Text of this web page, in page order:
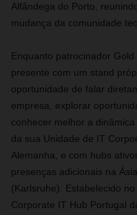
Alfândega do Porto,
mudança da comunidade
Enquanto patrocinador
presente com um stand
oportunidade de falar
empresa, explorar
conhecer melhor a
da sua Unidade de IT
Alemanha, e com hubs
presenças adicionais na
(Karlsruhe). Estabelecido
Corporate IT Hub Portugal